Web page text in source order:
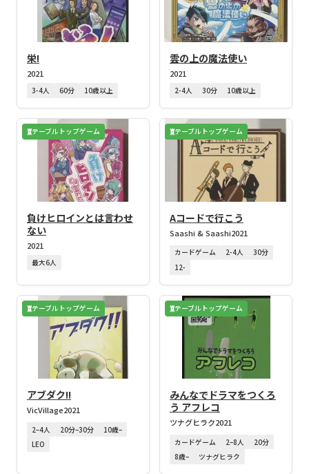
栄!
2021
3-4人 60分 10歳以上
雲の上の魔法使い
2021
2-4人 30分 10歳以上
テーブルトップゲーム
負けヒロインとは言わせ
ない
2021
最大6人
テーブルトップゲーム
Aコードで行こう
Saashi & Saashi2021
カードゲーム 2-4人
30分
12-
テーブルトップゲーム
アブダク!!
VicVillage2021
2–4人 20分–30分
10歳–
LEO
テーブルトップゲーム
みんなでドラマをつくろ
う アフレコ
ツナグヒラク2021
カードゲーム 2–8人
20分
8歳–
ツナグヒラク